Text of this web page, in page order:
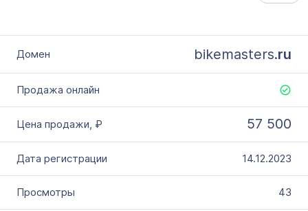
bikemasters.ru
57 500
14.12.2023
43